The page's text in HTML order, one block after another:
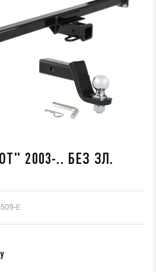
2003-.. БЕЗ ЗЛ.
E